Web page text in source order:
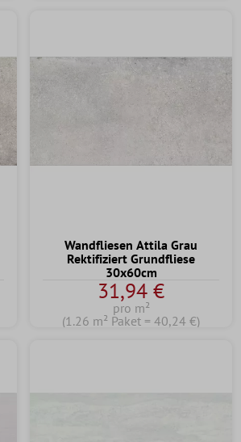
Wandfliesen Attila Grau
Rektifiziert Grundfliese
30x60cm
31,94 €
pro m²
(1.26 m² Paket = 40,24 €)